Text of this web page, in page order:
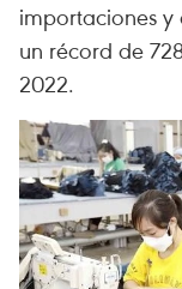
importaciones
un récord de
2022.